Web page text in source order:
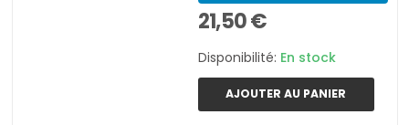
21,50 €
Disponibilité: En stock
AJOUTER AU PANIER